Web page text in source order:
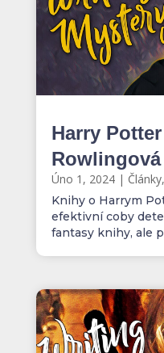
Harry
Úno 1, 2024|
Knihy o Harrym
efektivní coby
fantasy knihy, ale